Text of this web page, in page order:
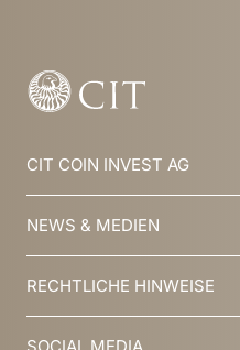
CIT COIN INVEST AG
Balzers, Liechtenstein
NEWS & MEDIEN
Blog
RECHTLICHE HINWEISE
AGB